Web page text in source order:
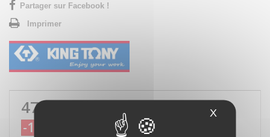
X Masquer
Partager sur Facebook !
Imprimer
47,52 €TTC
-10%